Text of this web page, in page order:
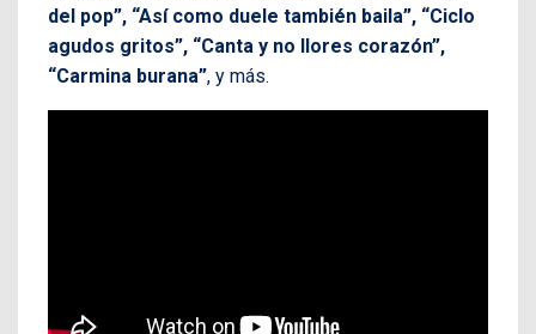
del pop”, “Así como duele también baila”, “Ciclo
agudos gritos”, “Canta y no llores corazón”,
“Carmina burana”, y más.